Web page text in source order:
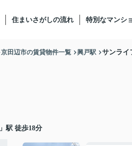
住まいさがしの流れ 特別なマンシ
京田辺市の賃貸物件一覧 興戸駅 サンライ
」駅 徒歩18分